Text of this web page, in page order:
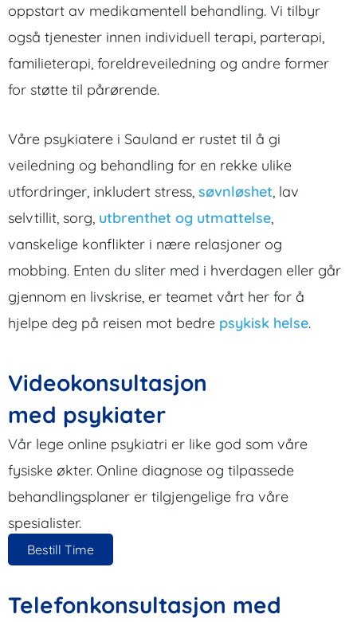
oppstart av medikamentell behandling. Vi tilbyr
også tjenester innen individuell terapi, parterapi,
familieterapi, foreldreveiledning og andre former
for støtte til pårørende.
Våre psykiatere i Sauland er rustet til å gi
veiledning og behandling for en rekke ulike
utfordringer, inkludert stress, søvnløshet, lav
selvtillit, sorg, utbrenthet og utmattelse,
vanskelige konflikter i nære relasjoner og
mobbing. Enten du sliter med i hverdagen eller går
gjennom en livskrise, er teamet vårt her for å
hjelpe deg på reisen mot bedre psykisk helse.
Videokonsultasjon
med psykiater
Vår lege online psykiatri er like god som våre
fysiske økter. Online diagnose og tilpassede
behandlingsplaner er tilgjengelige fra våre
spesialister.
Bestill Time
Telefonkonsultasjon med